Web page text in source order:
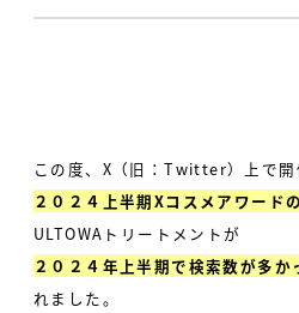
この度、X（旧：Twitter）上で開
２０２４上半期Xコスメアワード
ULTOWAトリートメントが
２０２４年上半期で検索数が多か
れました。